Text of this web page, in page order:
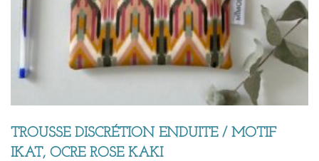
TROUSSE DISCRÉTION ENDUITE / MOTIF
IKAT, OCRE ROSE KAKI